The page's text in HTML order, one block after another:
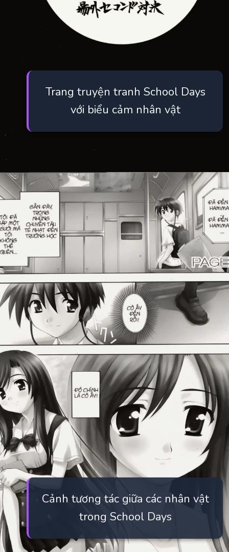
Trang truyện tranh School Days
với biểu cảm nhân vật
Đang mở https://manhua.edu.vn/school-days
Cảnh tương tác giữa các nhân vật
trong School Days